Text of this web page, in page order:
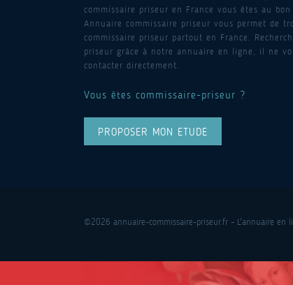
commissaire priseur en France vous êtes au
Annuaire commissaire priseur vous permet de
commissaire priseur partout en France.
priseur grâce à notre annuaire en ligne, il ne
contacter directement.
Vous êtes commissaire-priseur ?
PROPOSER MON ETUDE
©2026 annuaire-commissaire-priseur.fr - L'annuaire en